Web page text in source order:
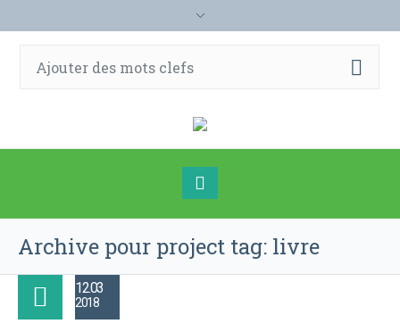
Archive pour project tag: livre
12.03
2018